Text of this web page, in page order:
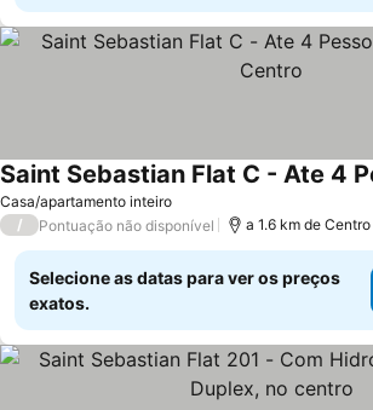
Casa/apartamento inteiro
Ver preços
/ Pontuação não disponível a 1.6 km de
Selecione as datas para ver os preços
exatos.